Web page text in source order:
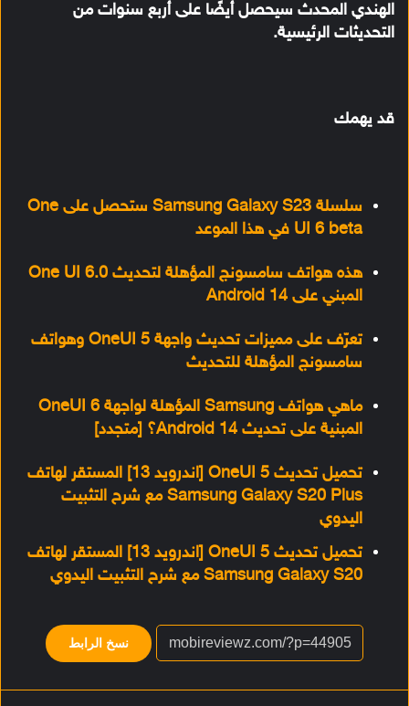
الهندي المحدث سيحصل أيضًا على أربع سنوات من
التحديثات الرئيسية.
قد يهمك
سلسلة Samsung Galaxy S23 ستحصل على One
UI 6 beta في هذا الموعد
هذه هواتف سامسونج المؤهلة لتحديث One UI 6.0
المبني على Android 14
تعرّف على مميزات تحديث واجهة OneUI 5 وهواتف
سامسونج المؤهلة للتحديث
ماهي هواتف Samsung المؤهلة لواجهة OneUI 6
المبنية على تحديث Android 14؟ [متجدد]
تحميل تحديث OneUI 5 [اندرويد 13] المستقر لهاتف
Samsung Galaxy S20 Plus مع شرح التثبيت
اليدوي
تحميل تحديث OneUI 5 [اندرويد 13] المستقر لهاتف
Samsung Galaxy S20 مع شرح التثبيت اليدوي
نسخ الرابط